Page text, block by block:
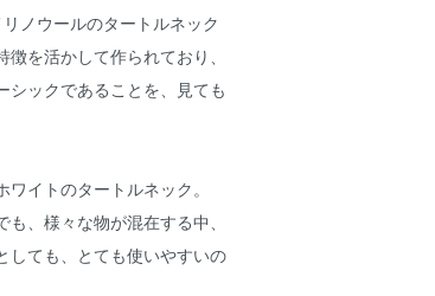
ノウールのタートルネック
を活かして作られており、
シックであることを、見ても
イトのタートルネック。
、様々な物が混在する中、
しても、とても使いやすいの